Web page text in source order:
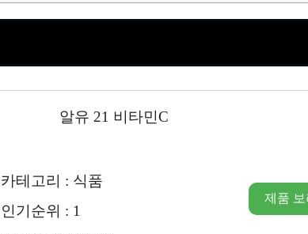
알유 21 비타민C
카테고리 : 식품
인기순위 : 1
제품 보